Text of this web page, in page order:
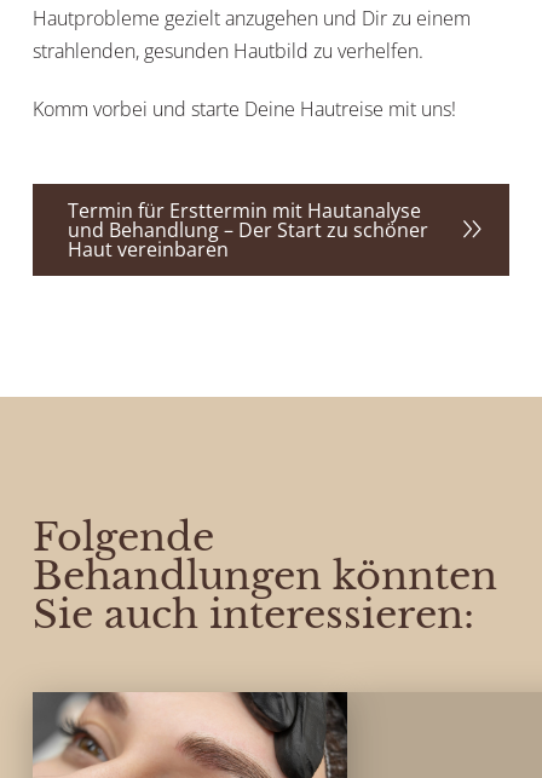
Hautprobleme gezielt anzugehen und Dir zu einem
strahlenden, gesunden Hautbild zu verhelfen.
Komm vorbei und starte Deine Hautreise mit uns!
Termin für Ersttermin mit Hautanalyse
und Behandlung – Der Start zu schöner
Haut vereinbaren
Folgende
Behandlungen könnten
Sie auch interessieren: